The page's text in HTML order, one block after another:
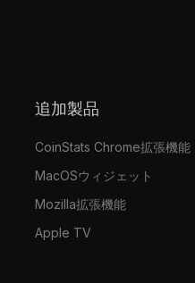
追加製品
CoinStats Chrome拡張機能
MacOSウィジェット
Mozilla拡張機能
Apple TV